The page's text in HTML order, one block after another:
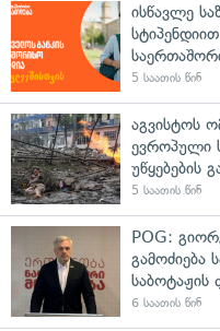
ისწავლე
5 საათის წინ
აგვისტოს
ევროპული
უწყებების
5 საათის წინ
POG:
გამოძიება
საბოტაჟის
6 საათის წინ